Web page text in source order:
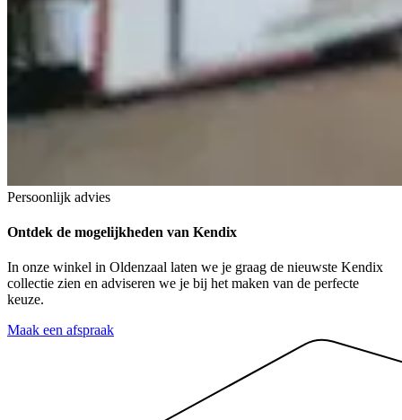
Persoonlijk advies
Ontdek de mogelijkheden van Kendix
In onze winkel in Oldenzaal laten we je graag de nieuwste Kendix
collectie zien en adviseren we je bij het maken van de perfecte
keuze.
Maak een afspraak